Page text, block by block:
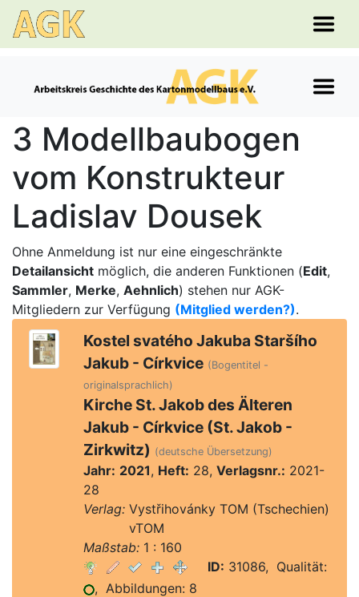
3 Modellbaubogen
vom Konstrukteur
Ladislav Dousek
Ohne Anmeldung ist nur eine eingeschränkte
Detailansicht möglich, die anderen Funktionen (Edit,
Sammler, Merke, Aehnlich) stehen nur AGK-
Mitgliedern zur Verfügung (Mitglied werden?).
Kostel svatého Jakuba Staršího
Jakub - Církvice (Bogentitel -
originalsprachlich)
Kirche St. Jakob des Älteren
Jakub - Církvice (St. Jakob -
Zirkwitz) (deutsche Übersetzung)
Jahr: 2021, Heft: 28, Verlagsnr.: 2021-
28
Verlag:Vystřihovánky TOM (Tschechien)
vTOM
Maßstab:1 : 160
ID: 31086, Qualität:
, Abbildungen: 8